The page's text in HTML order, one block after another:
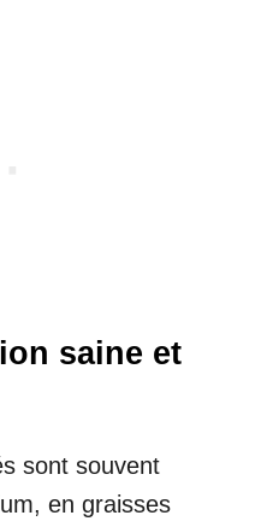
saine et
sont souvent
en graisses